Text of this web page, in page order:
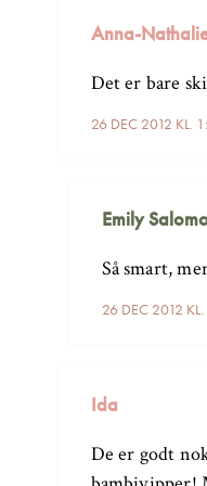
Anna-
26 DEC 2012 KL.
Det er bare
Emily
26 DEC 2012
Så smart,
Ida
De er godt